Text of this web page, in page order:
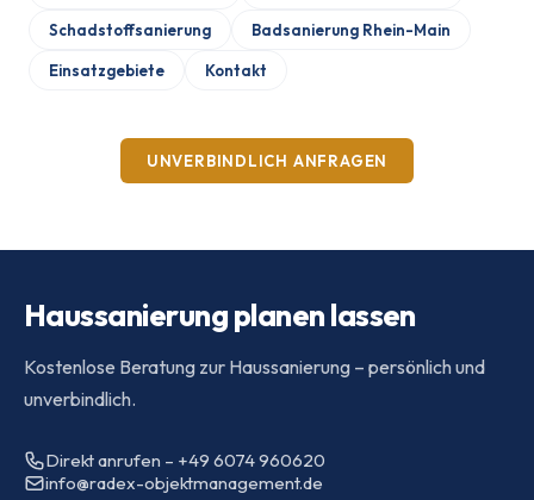
Schadstoffsanierung Badsanierung Rhein-Main
Einsatzgebiete Kontakt
UNVERBINDLICH ANFRAGEN
Haussanierung planen lassen
Kostenlose Beratung zur Haussanierung – persönlich und
unverbindlich.
Direkt anrufen – +49 6074 960620
info@radex-objektmanagement.de